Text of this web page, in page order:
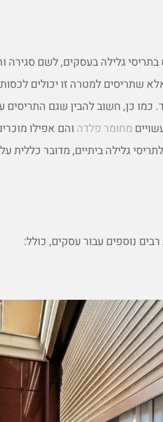
גלילה בעסקים, לשם סגירה
שתריסים למטרה זו יכולים
כמו כן, חשוב להבין שגם התריסים
מחומר פלדה והם אפילו
גלילה ביתיים, מדובר כללית
נוספים עבור עסקים, כולל: